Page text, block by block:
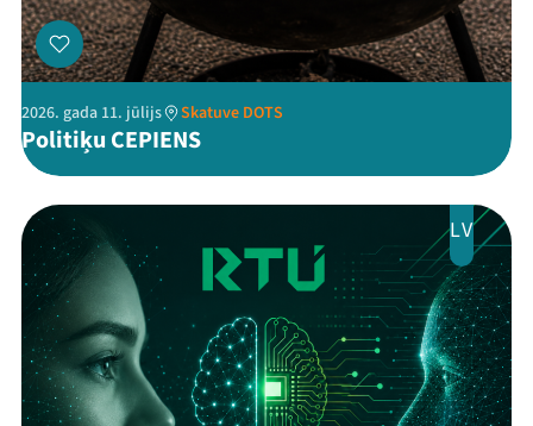
2026. gada 11. jūlijs Skatuve DOTS
Politiķu CEPIENS
LV